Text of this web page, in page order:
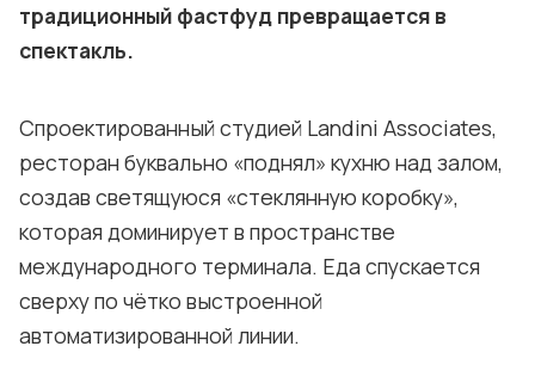
традиционный фастфуд превращается в
спектакль.
Спроектированный студией Landini Associates,
ресторан буквально «поднял» кухню над залом,
создав светящуюся «стеклянную коробку»,
которая доминирует в пространстве
международного терминала. Еда спускается
сверху по чётко выстроенной
автоматизированной линии.